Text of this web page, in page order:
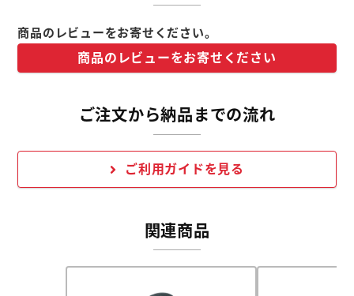
商品のレビューをお寄せください。
商品のレビューをお寄せください
ご注文から納品までの流れ
ご利用ガイドを見る
関連商品